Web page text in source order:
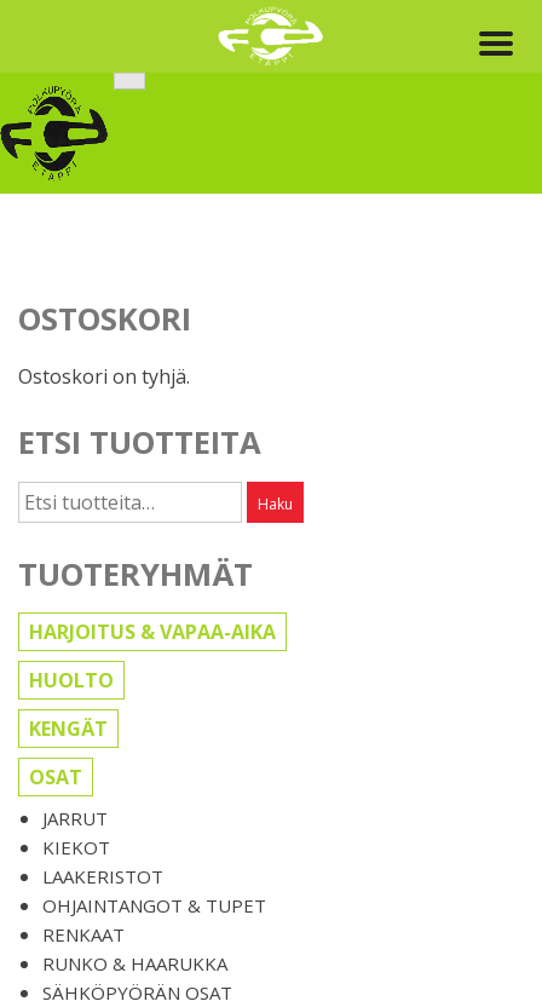
content
OSTOSKORI
Ostoskori on tyhjä.
ETSI TUOTTEITA
Etsi: Haku
TUOTERYHMÄT
HARJOITUS & VAPAA-AIKA
HUOLTO
KENGÄT
OSAT
JARRUT
KIEKOT
LAAKERISTOT
OHJAINTANGOT & TUPET
RENKAAT
RUNKO & HAARUKKA
SÄHKÖPYÖRÄN OSAT